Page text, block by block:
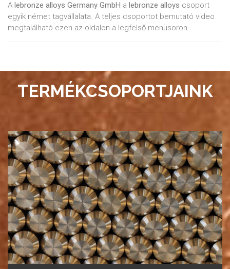
A lebronze alloys Germany GmbH a lebronze alloys csoport
egyik német tagvállalata. A teljes csoportot bemutató video
megtalálható ezen az oldalon a legfelső menüsoron.
TERMÉKCSOPORTJAINK